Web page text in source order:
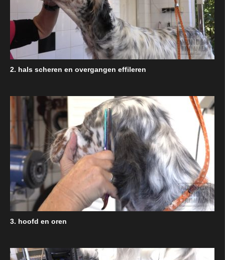
2. hals scheren en overgangen effileren
3. hoofd en oren